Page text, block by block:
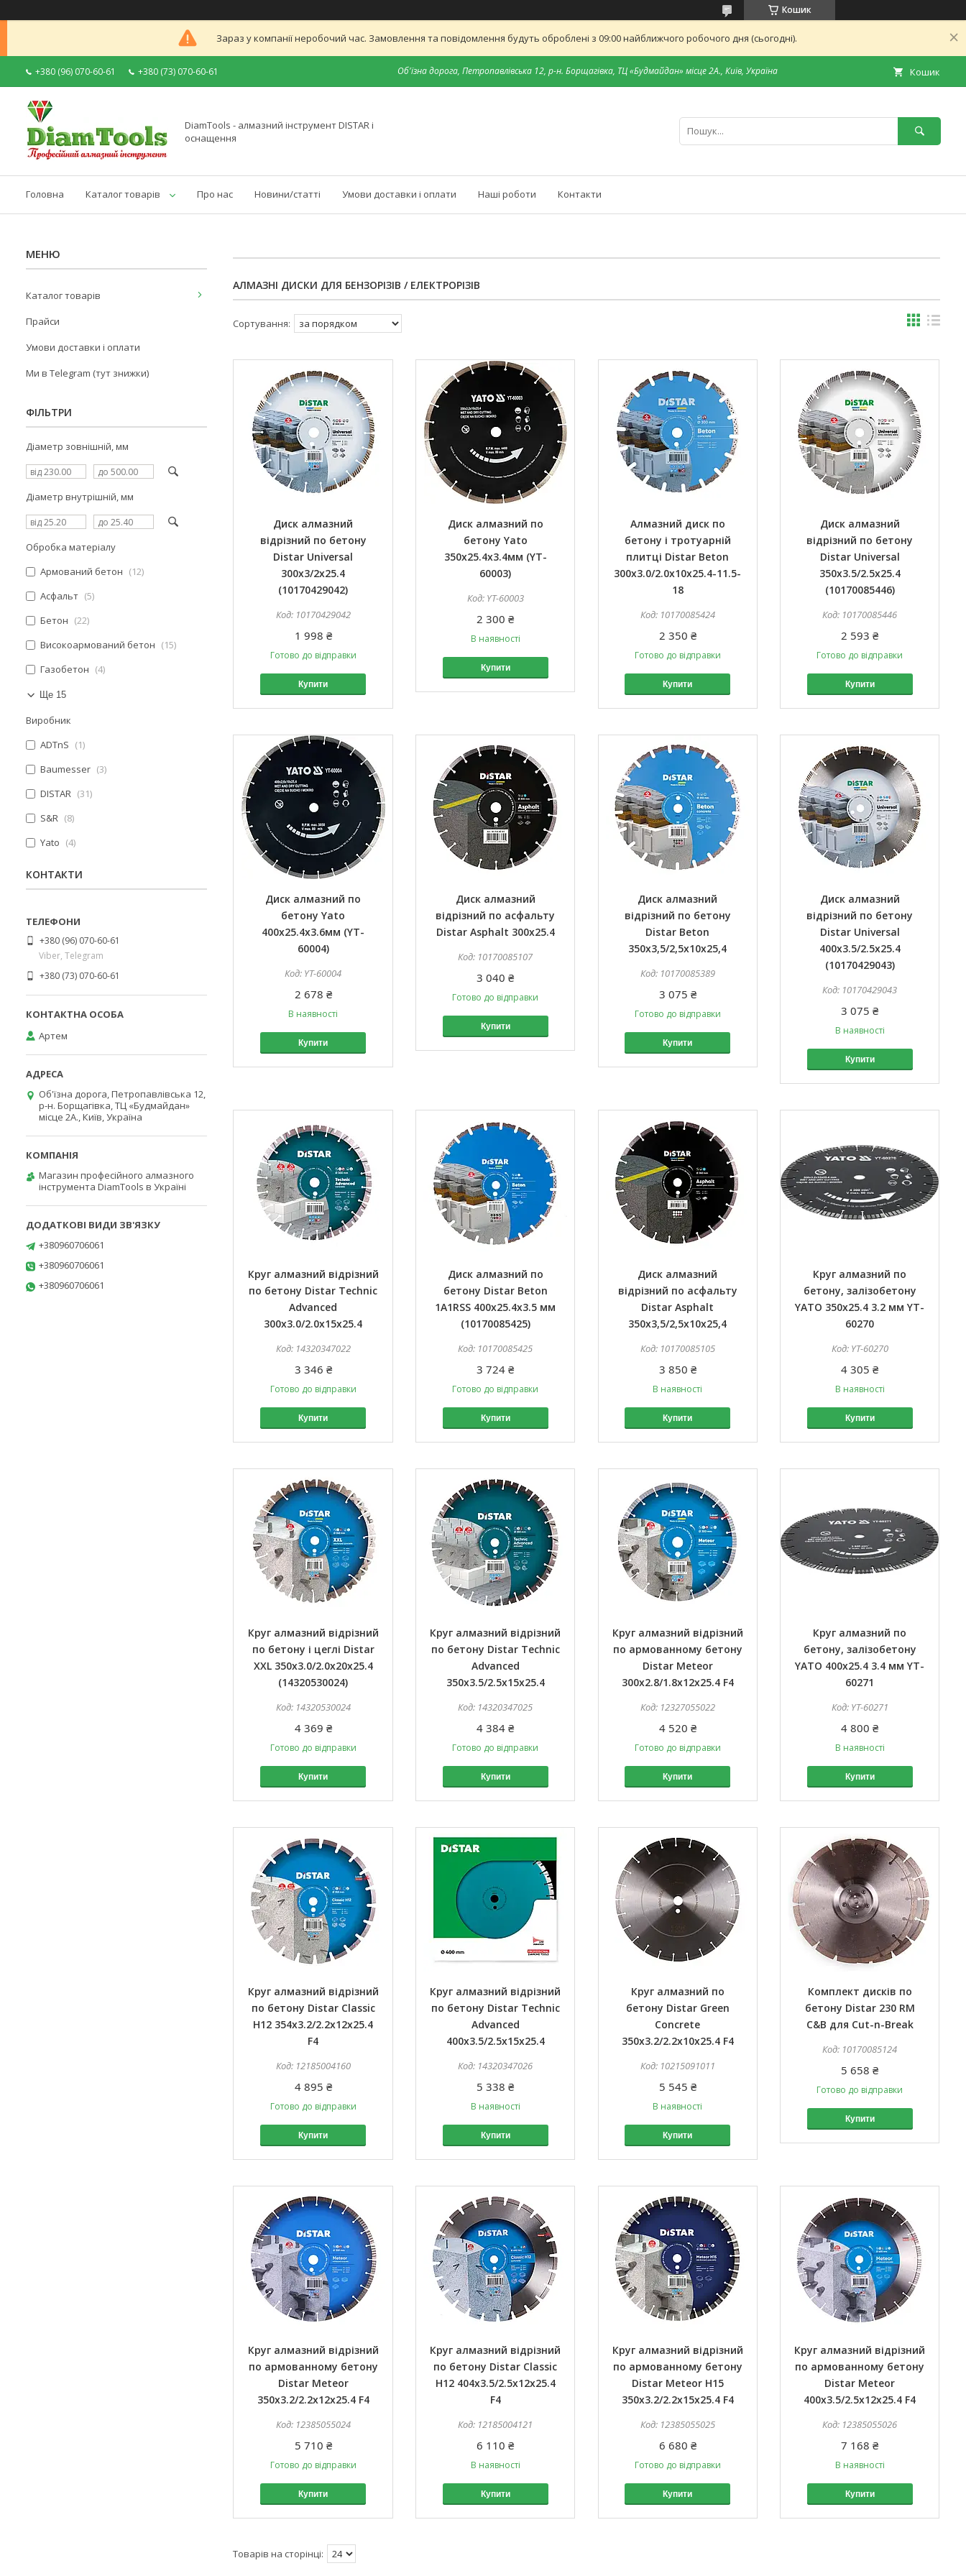
Кошик
Зараз у компанії неробочий час. Замовлення та повідомлення будуть оброблені з 09:00 найближчого робочого дня (сьогодні).
+380 (96) 070-60-61 +380 (73) 070-60-61 Об'їзна дорога, Петропавлівська 12, р-н. Борщагівка, ТЦ «Будмайдан» місце 2А., Київ, Україна Кошик
DiamTools - алмазний інструмент DISTAR і
оснащення
Головна Каталог товарів Про нас Новини/статті Умови доставки і оплати Наші роботи Контакти
АЛМАЗНІ ДИСКИ ДЛЯ БЕНЗОРІЗІВ / ЕЛЕКТРОРІЗІВ
Диск алмазний
відрізний по бетону
Distar Universal
300x3/2x25.4
(10170429042)
10170429042
1 998 ₴
Готово до відправки
Купити
Диск алмазний по
бетону Yato
350x25.4x3.4мм (YT-
60003)
YT-60003
2 300 ₴
В наявності
Купити
Алмазний диск по
бетону і тротуарній
плитці Distar Beton
300x3.0/2.0x10x25.4-11.5-
18
10170085424
2 350 ₴
Готово до відправки
Купити
Диск алмазний
відрізний по бетону
Distar Universal
350x3.5/2.5x25.4
(10170085446)
10170085446
2 593 ₴
Готово до відправки
Купити
Диск алмазний по
бетону Yato
400x25.4x3.6мм (YT-
60004)
YT-60004
2 678 ₴
В наявності
Купити
Диск алмазний
відрізний по асфальту
Distar Asphalt 300x25.4
10170085107
3 040 ₴
Готово до відправки
Купити
Диск алмазний
відрізний по бетону
Distar Beton
350x3,5/2,5x10x25,4
10170085389
3 075 ₴
Готово до відправки
Купити
Диск алмазний
відрізний по бетону
Distar Universal
400x3.5/2.5x25.4
(10170429043)
10170429043
3 075 ₴
В наявності
Купити
Круг алмазний відрізний
по бетону Distar Technic
Advanced
300x3.0/2.0x15x25.4
14320347022
3 346 ₴
Готово до відправки
Купити
Диск алмазний по
бетону Distar Beton
1A1RSS 400x25.4x3.5 мм
(10170085425)
10170085425
3 724 ₴
Готово до відправки
Купити
Диск алмазний
відрізний по асфальту
Distar Asphalt
350x3,5/2,5x10x25,4
10170085105
3 850 ₴
В наявності
Купити
Круг алмазний по
бетону, залізобетону
YATO 350x25.4 3.2 мм YT-
60270
YT-60270
4 305 ₴
В наявності
Купити
Круг алмазний відрізний
по бетону і цеглі Distar
XXL 350x3.0/2.0x20x25.4
(14320530024)
14320530024
4 369 ₴
Готово до відправки
Купити
Круг алмазний відрізний
по бетону Distar Technic
Advanced
350x3.5/2.5x15x25.4
14320347025
4 384 ₴
Готово до відправки
Купити
Круг алмазний відрізний
по армованному бетону
Distar Meteor
300x2.8/1.8x12x25.4 F4
12327055022
4 520 ₴
Готово до відправки
Купити
Круг алмазний по
бетону, залізобетону
YATO 400x25.4 3.4 мм YT-
60271
YT-60271
4 800 ₴
В наявності
Купити
Круг алмазний відрізний
по бетону Distar Classic
H12 354x3.2/2.2x12x25.4
F4
12185004160
4 895 ₴
Готово до відправки
Купити
Круг алмазний відрізний
по бетону Distar Technic
Advanced
400x3.5/2.5x15x25.4
14320347026
5 338 ₴
В наявності
Купити
Круг алмазний по
бетону Distar Green
Concrete
350x3.2/2.2x10x25.4 F4
10215091011
5 545 ₴
В наявності
Купити
Комплект дисків по
бетону Distar 230 RM
C&B для Cut-n-Break
10170085124
5 658 ₴
Готово до відправки
Купити
Круг алмазний відрізний
по армованному бетону
Distar Meteor
350x3.2/2.2x12x25.4 F4
12385055024
5 710 ₴
Готово до відправки
Купити
Круг алмазний відрізний
по бетону Distar Classic
H12 404x3.5/2.5x12x25.4
F4
12185004121
6 110 ₴
В наявності
Купити
Круг алмазний відрізний
по армованному бетону
Distar Meteor H15
350x3.2/2.2x15x25.4 F4
12385055025
6 680 ₴
Готово до відправки
Купити
Круг алмазний відрізний
по армованному бетону
Distar Meteor
400x3.5/2.5x12x25.4 F4
12385055026
7 168 ₴
В наявності
Купити
Каталог товарів
Прайси
Умови доставки і оплати
Ми в Telegram (тут знижки)
ФІЛЬТРИ
Діаметр зовнішній, мм
Діаметр внутрішній, мм
Обробка матеріалу
Армований бетон
12
Асфальт
5
Бетон
22
Високоармований бетон
15
Газобетон
4
Ще 15
Виробник
ADTnS
1
Baumesser
3
DISTAR
31
S&R
8
Yato
4
КОНТАКТИ
+380 (96) 070-60-61
Viber, Telegram
+380 (73) 070-60-61
Артем
Об'їзна дорога, Петропавлівська 12,
р-н. Борщагівка, ТЦ «Будмайдан»
місце 2А., Київ, Україна
Магазин професійного алмазного
інструмента DiamTools в Україні
+380960706061
+380960706061
+380960706061